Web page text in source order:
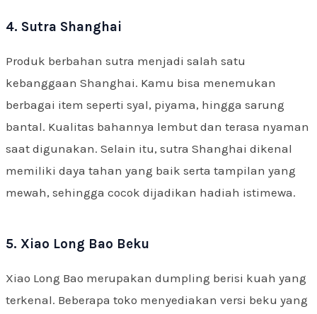
4. Sutra Shanghai
Produk berbahan sutra menjadi salah satu
kebanggaan Shanghai. Kamu bisa menemukan
berbagai item seperti syal, piyama, hingga sarung
bantal. Kualitas bahannya lembut dan terasa nyaman
saat digunakan. Selain itu, sutra Shanghai dikenal
memiliki daya tahan yang baik serta tampilan yang
mewah, sehingga cocok dijadikan hadiah istimewa.
5. Xiao Long Bao Beku
Xiao Long Bao merupakan dumpling berisi kuah yang
terkenal. Beberapa toko menyediakan versi beku yang